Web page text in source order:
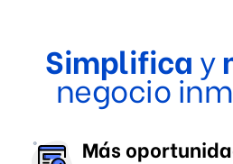
Simplifica y
negocio
Más